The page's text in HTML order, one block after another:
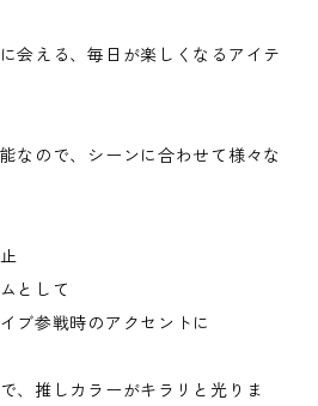
会える、毎日が楽しくなるアイテ
なので、シーンに合わせて様々な
として
ブ参戦時のアクセントに
、推しカラーがキラリと光りま